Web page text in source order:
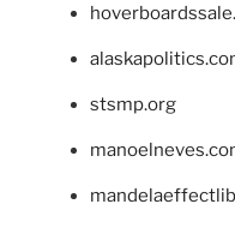
stsmp.org